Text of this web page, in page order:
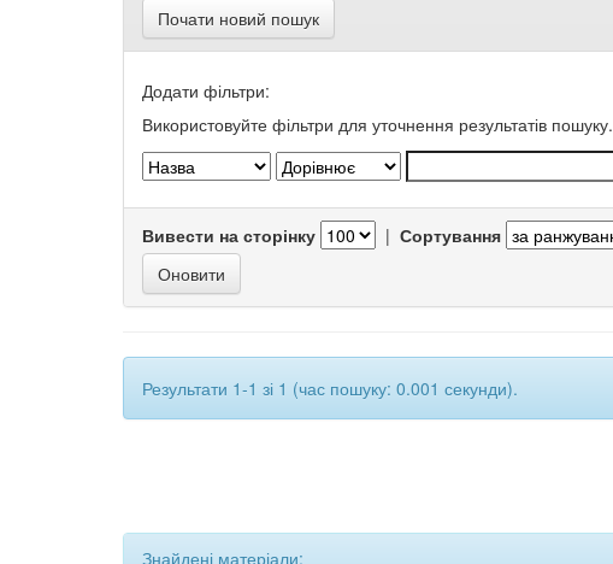
Почати новий пошук
Додати фільтри:
Використовуйте фільтри для уточнення результатів пошуку.
Вивести на сторінку | Сортування
Результати 1-1 зі 1 (час пошуку: 0.001 секунди).
Знайдені матеріали: